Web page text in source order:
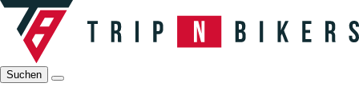
Suchen